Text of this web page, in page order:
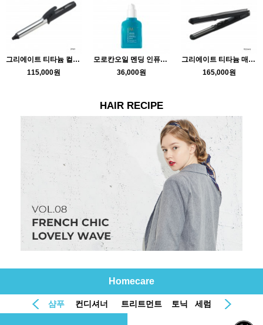
그리에이트 티타늄 컬링미러
115,000원
모로칸오일 멘딩 인퓨전 75ml
36,000원
그리에이트 티타늄 매직 미러
165,000원
HAIR RECIPE
Homecare
샴푸 컨디셔너 트리트먼트 토닉 세럼 오일